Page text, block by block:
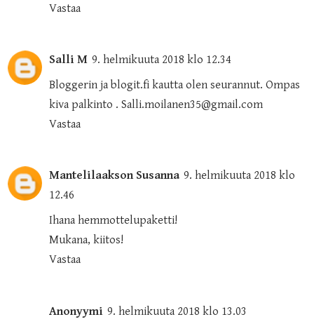
Vastaa
Salli M 9. helmikuuta 2018 klo 12.34
Bloggerin ja blogit.fi kautta olen seurannut. Ompas
kiva palkinto . Salli.moilanen35@gmail.com
Vastaa
Mantelilaakson Susanna 9. helmikuuta 2018 klo
12.46
Ihana hemmottelupaketti!
Mukana, kiitos!
Vastaa
Anonyymi 9. helmikuuta 2018 klo 13.03